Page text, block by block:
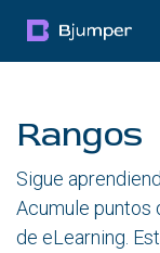
Rangos
Sigue
Acumule puntos
de eLearning.